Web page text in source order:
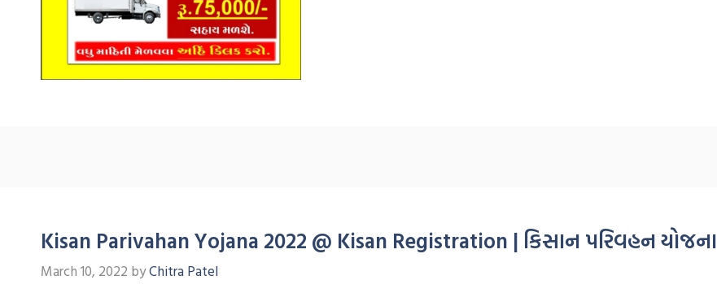
Kisan Parivahan Yojana 2022 @ Kisan Registration | કિસાન પરિવહન યોજના
March 10, 2022 byChitra Patel